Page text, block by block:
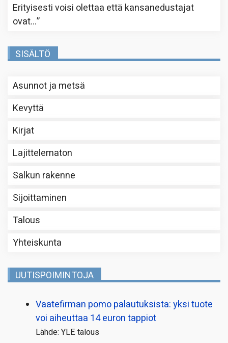
Erityisesti voisi olettaa että kansanedustajat
ovat…”
SISÄLTÖ
Asunnot ja metsä
Kevyttä
Kirjat
Lajittelematon
Salkun rakenne
Sijoittaminen
Talous
Yhteiskunta
UUTISPOIMINTOJA
Vaatefirman pomo palautuksista: yksi tuote
voi aiheuttaa 14 euron tappiot
Lähde: YLE talous